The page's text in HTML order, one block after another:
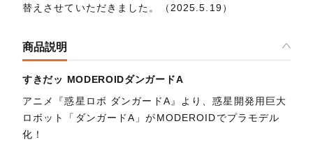
替えさせていただきました。（2025.5.19）
商品説明
すきだッ MODEROIDダンガードA
アニメ『惑星ロボ ダンガードA』より、惑星開発用巨大
ロボット「ダンガードA」がMODEROIDでプラモデル
化！